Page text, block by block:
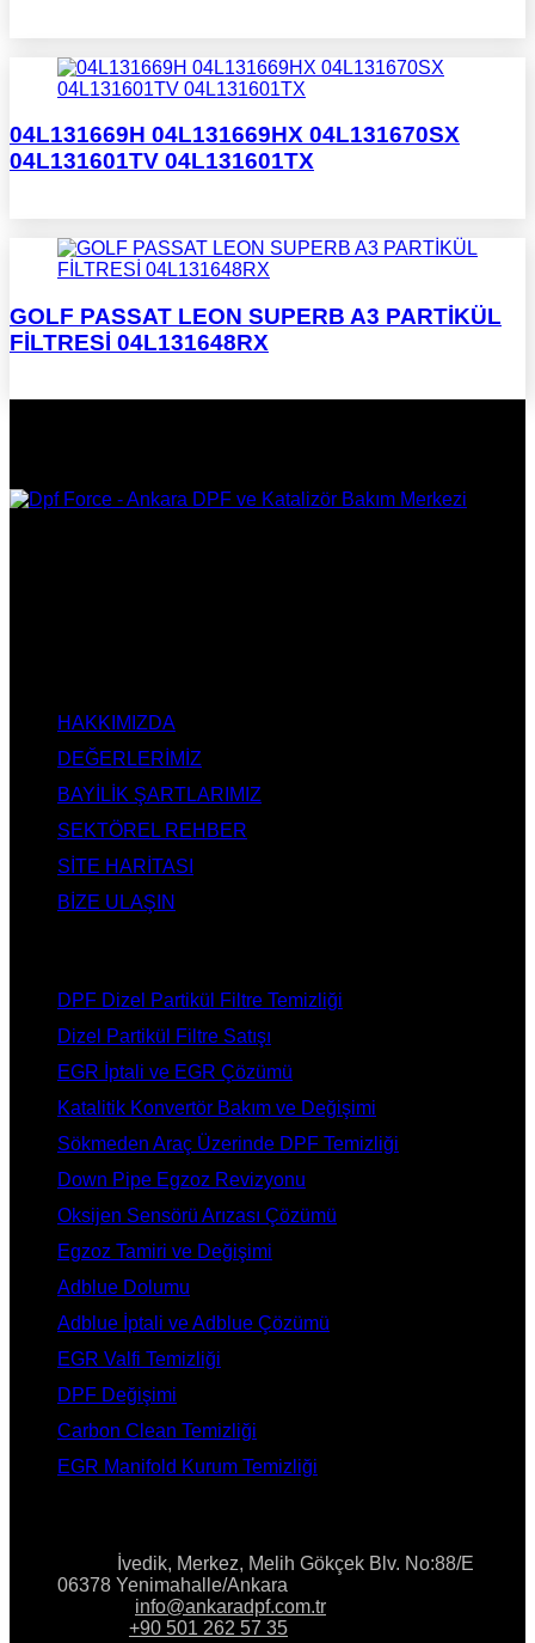
04L131669H 04L131669HX 04L131670SX
04L131601TV 04L131601TX
GOLF PASSAT LEON SUPERB A3 PARTİKÜL
FİLTRESİ 04L131648RX
HAKKIMIZDA
DEĞERLERİMİZ
BAYİLİK ŞARTLARIMIZ
SEKTÖREL REHBER
SİTE HARİTASI
BİZE ULAŞIN
DPF Dizel Partikül Filtre Temizliği
Dizel Partikül Filtre Satışı
EGR İptali ve EGR Çözümü
Katalitik Konvertör Bakım ve Değişimi
Sökmeden Araç Üzerinde DPF Temizliği
Down Pipe Egzoz Revizyonu
Oksijen Sensörü Arızası Çözümü
Egzoz Tamiri ve Değişimi
Adblue Dolumu
Adblue İptali ve Adblue Çözümü
EGR Valfi Temizliği
DPF Değişimi
Carbon Clean Temizliği
EGR Manifold Kurum Temizliği
İvedik, Merkez, Melih Gökçek Blv. No:88/E
06378 Yenimahalle/Ankara
info@ankaradpf.com.tr
+90 501 262 57 35